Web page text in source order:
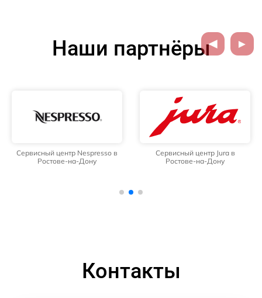
Наши партнёры
Сервисный центр Nespresso в
Ростове-на-Дону
Сервисный центр Jura в
Ростове-на-Дону
Контакты